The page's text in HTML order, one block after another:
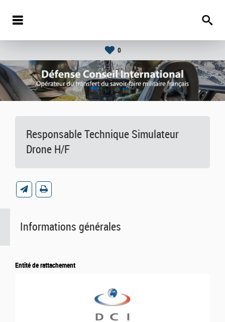
0
Responsable Technique Simulateur
Drone H/F
Informations générales
Entité de rattachement